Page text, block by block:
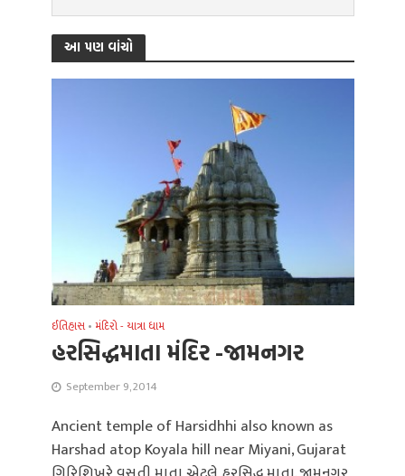
આ પણ વાંચો
ઈતિહાસ •મંદિરો - યાત્રા ધામ
હરસિદ્ધમાતા મંદિર -જામનગર
September 9, 2014
Ancient temple of Harsidhhi also known as
Harshad atop Koyala hill near Miyani, Gujarat